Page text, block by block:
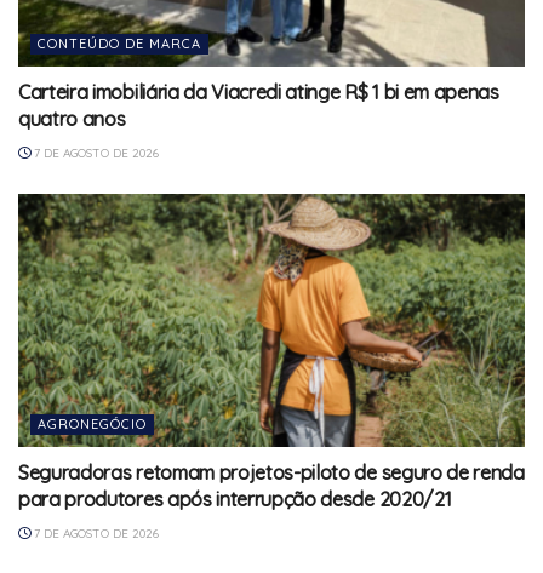
CONTEÚDO DE MARCA
Carteira imobiliária da Viacredi atinge R$ 1 bi em apenas
quatro anos
7 DE AGOSTO DE 2026
AGRONEGÓCIO
Seguradoras retomam projetos-piloto de seguro de renda
para produtores após interrupção desde 2020/21
7 DE AGOSTO DE 2026